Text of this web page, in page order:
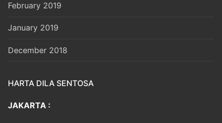
February 2019
January 2019
December 2018
HARTA DILA SENTOSA
JAKARTA :